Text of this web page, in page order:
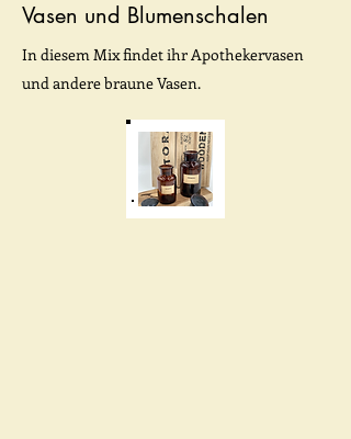
Vasen und Blumenschalen
In diesem Mix findet ihr Apothekervasen
und andere braune Vasen.